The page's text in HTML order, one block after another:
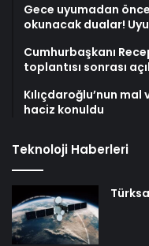
Gece uyumadan
okunacak dualar!
Cumhurbaşkanı
toplantısı sonrası
Kılıçdaroğlu’nun
haciz konuldu
Teknoloji Haberleri